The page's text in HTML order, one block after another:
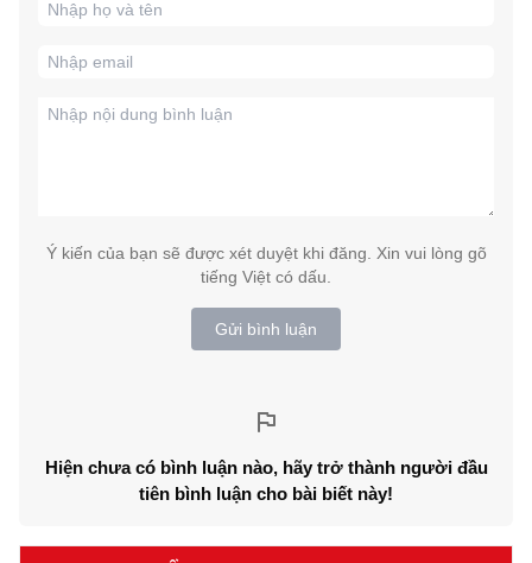
Ý kiến của bạn sẽ được xét duyệt khi đăng. Xin vui lòng gõ
tiếng Việt có dấu.
Gửi bình luận
Hiện chưa có bình luận nào, hãy trở thành người đầu
tiên bình luận cho bài biết này!